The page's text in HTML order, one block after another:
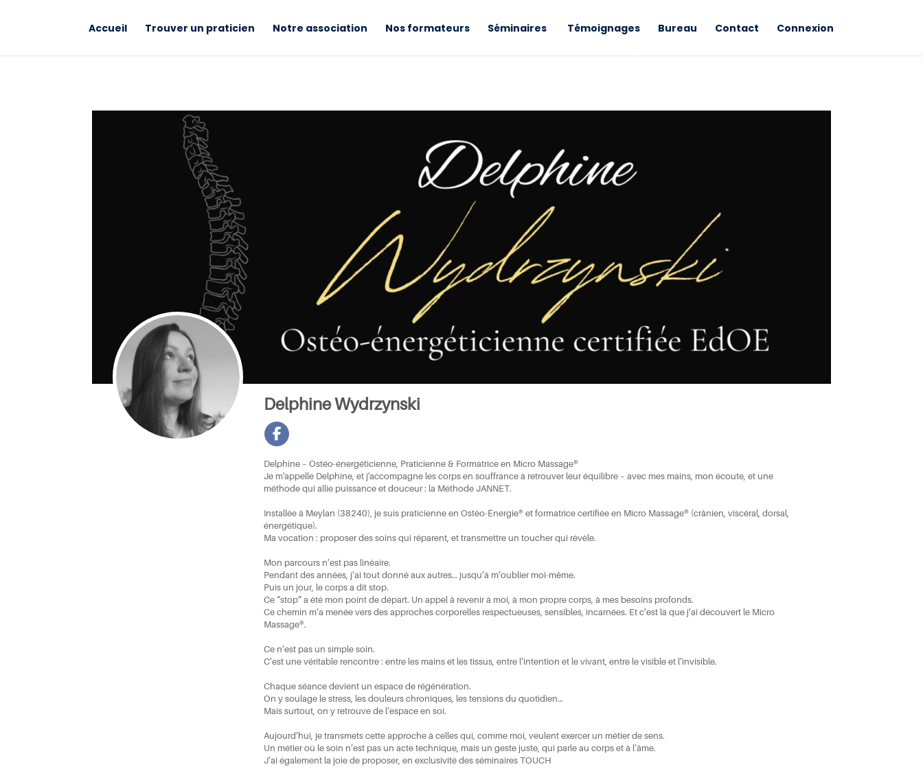
Accueil Trouver un praticien Notre association Nos formateurs Séminaires Témoignages Bureau Contact Connexion
Delphine Wydrzynski
Delphine – Ostéo-énergéticienne, Praticienne & Formatrice en Micro Massage®
Je m'appelle Delphine, et j'accompagne les corps en souffrance à retrouver leur équilibre – avec mes mains, mon écoute, et une
méthode qui allie puissance et douceur : la Méthode JANNET.
Installée à Meylan (38240), je suis praticienne en Ostéo-Énergie® et formatrice certifiée en Micro Massage® (crânien, viscéral, dorsal,
énergétique).
Ma vocation : proposer des soins qui réparent, et transmettre un toucher qui révèle.
Mon parcours n’est pas linéaire.
Pendant des années, j’ai tout donné aux autres… jusqu’à m’oublier moi-même.
Puis un jour, le corps a dit stop.
Ce “stop” a été mon point de départ. Un appel à revenir à moi, à mon propre corps, à mes besoins profonds.
Ce chemin m’a menée vers des approches corporelles respectueuses, sensibles, incarnées. Et c’est là que j’ai découvert le Micro
Massage®.
Ce n’est pas un simple soin.
C’est une véritable rencontre : entre les mains et les tissus, entre l’intention et le vivant, entre le visible et l’invisible.
Chaque séance devient un espace de régénération.
On y soulage le stress, les douleurs chroniques, les tensions du quotidien…
Mais surtout, on y retrouve de l’espace en soi.
Aujourd’hui, je transmets cette approche à celles qui, comme moi, veulent exercer un métier de sens.
Un métier où le soin n’est pas un acte technique, mais un geste juste, qui parle au corps et à l’âme.
J’ai également la joie de proposer, en exclusivité des séminaires TOUCH